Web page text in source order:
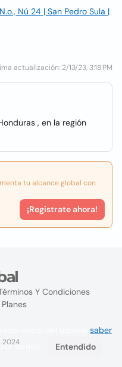
Nú 24 | San Pedro Sula |
actualización: 2/13/23, 3:18 PM
, en la región
tu alcance global con
¡Registrate ahora!
Y Condiciones
2024
saber
su uso. Entendido